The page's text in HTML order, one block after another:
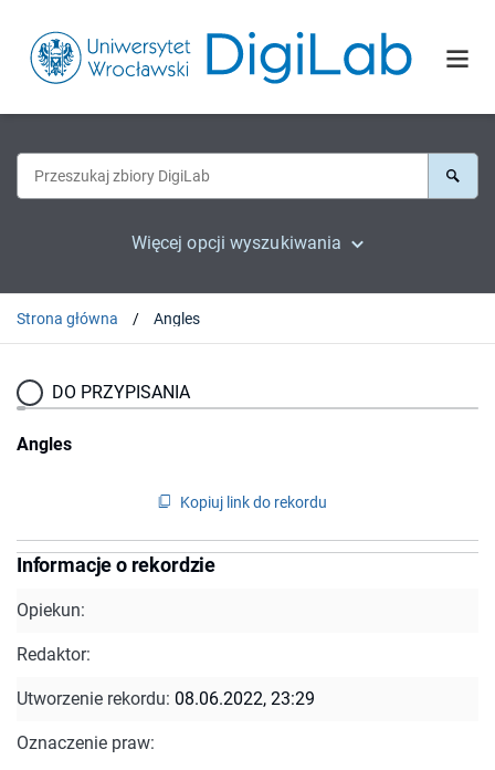
Więcej opcji wyszukiwania
Strona główna Angles
DO PRZYPISANIA
Angles
Kopiuj link do rekordu
Informacje o rekordzie
Opiekun:
Redaktor:
Utworzenie rekordu: 08.06.2022, 23:29
Oznaczenie praw: